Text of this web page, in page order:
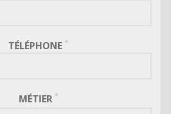
TÉLÉPHONE
MÉTIER